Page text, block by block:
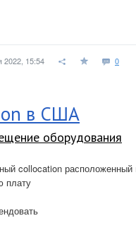
2022, 15:54 0
в США
оборудования
collocation
плату